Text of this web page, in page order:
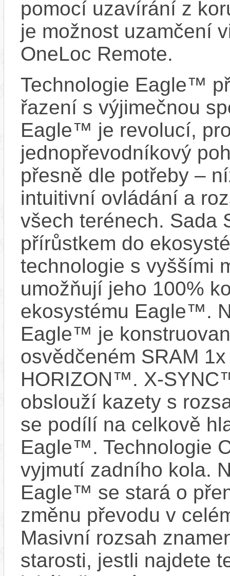
pomocí uzavírání z
je možnost uzamčení
OneLoc Remote.
Technologie Eagle™
řazení s výjimečnou
Eagle™ je revolucí,
jednopřevodníkový
přesně dle potřeby –
intuitivní ovládání a
všech terénech.
přírůstkem do
technologie s vyššími
umožňují jeho 100%
ekosystému Eagle™.
Eagle™ je
osvědčeném SRAM
HORIZON™. X-
obslouží kazety s
se podílí na celkově
Eagle™. Technologie
vyjmutí zadního kola.
Eagle™ se stará o
změnu převodu v
Masivní rozsah
starosti, jestli najdete